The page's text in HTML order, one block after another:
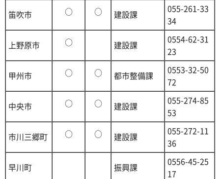
笛吹市 ○ ○ 建設課
055-261-33
34
上野原市 ○ 建設課
0554-62-31
23
甲州市 ○ ○ 都市整備課
0553-32-50
72
中央市 ○ ○ 建設課
055-274-85
53
市川三郷町 ○ ○ 建設課
055-272-11
36
早川町 振興課
0556-45-25
17